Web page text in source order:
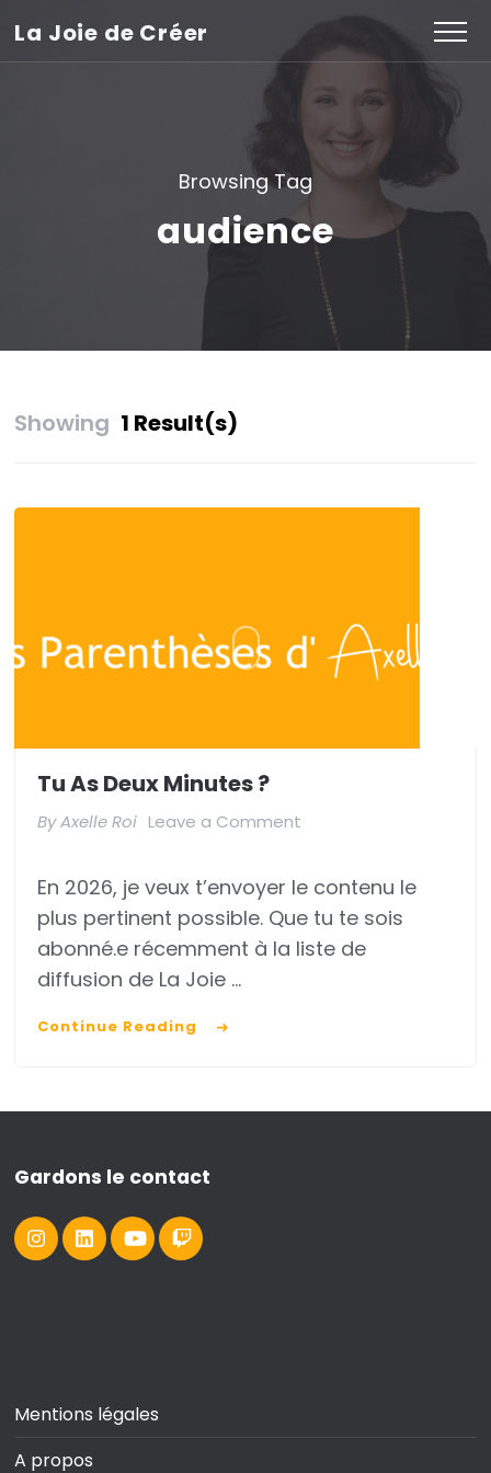
La Joie de Créer
Browsing Tag
audience
Showing 1 Result(s)
Tu As Deux Minutes ?
ByAxelle Roi Leave a Comment
as
deux
minutes
En 2026, je veux t’envoyer le contenu le
plus pertinent possible. Que tu te sois
abonné.e récemment à la liste de
diffusion de La Joie …
Continue Reading
Gardons le contact
Mentions légales
A propos